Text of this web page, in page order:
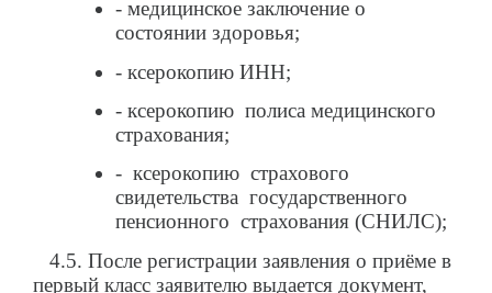
- медицинское заключение о
состоянии здоровья;
- ксерокопию ИНН;
- ксерокопию полиса медицинского
страхования;
- ксерокопию страхового
свидетельства государственного
пенсионного страхования (СНИЛС);
4.5. После регистрации заявления о приёме в
первый класс заявителю выдается документ,